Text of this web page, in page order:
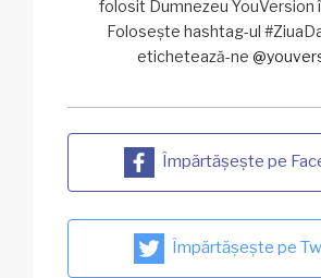
folosit Dumnezeu YouVersion
Folosește hashtag-ul
etichetează-ne
Împărtășește pe
Împărtășește pe